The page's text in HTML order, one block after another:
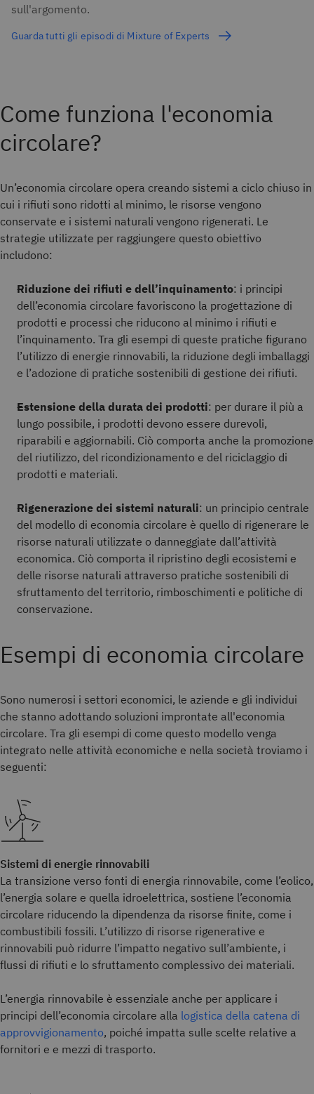
sull'argomento.
Guarda tutti gli episodi di Mixture of Experts
Come funziona l'economia
circolare?
Un’economia circolare opera creando sistemi a ciclo chiuso in
cui i rifiuti sono ridotti al minimo, le risorse vengono
conservate e i sistemi naturali vengono rigenerati. Le
strategie utilizzate per raggiungere questo obiettivo
includono:
Riduzione dei rifiuti e dell’inquinamento: i principi
dell’economia circolare favoriscono la progettazione di
prodotti e processi che riducono al minimo i rifiuti e
l’inquinamento. Tra gli esempi di queste pratiche figurano
l’utilizzo di energie rinnovabili, la riduzione degli imballaggi
e l’adozione di pratiche sostenibili di gestione dei rifiuti.
Estensione della durata dei prodotti: per durare il più a
lungo possibile, i prodotti devono essere durevoli,
riparabili e aggiornabili. Ciò comporta anche la promozione
del riutilizzo, del ricondizionamento e del riciclaggio di
prodotti e materiali.
Rigenerazione dei sistemi naturali: un principio centrale
del modello di economia circolare è quello di rigenerare le
risorse naturali utilizzate o danneggiate dall’attività
economica. Ciò comporta il ripristino degli ecosistemi e
delle risorse naturali attraverso pratiche sostenibili di
sfruttamento del territorio, rimboschimenti e politiche di
conservazione.
Esempi di economia circolare
Sono numerosi i settori economici, le aziende e gli individui
che stanno adottando soluzioni improntate all'economia
circolare. Tra gli esempi di come questo modello venga
integrato nelle attività economiche e nella società troviamo i
seguenti:
Sistemi di energie rinnovabili
La transizione verso fonti di energia rinnovabile, come l’eolico,
l’energia solare e quella idroelettrica, sostiene l’economia
circolare riducendo la dipendenza da risorse finite, come i
combustibili fossili. L’utilizzo di risorse rigenerative e
rinnovabili può ridurre l’impatto negativo sull’ambiente, i
flussi di rifiuti e lo sfruttamento complessivo dei materiali.
L’energia rinnovabile è essenziale anche per applicare i
principi dell’economia circolare alla logistica della catena di
approvvigionamento, poiché impatta sulle scelte relative a
fornitori e e mezzi di trasporto.